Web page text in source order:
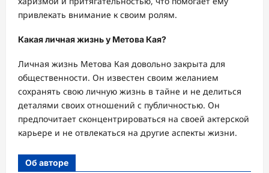
привлекать внимание к своим ролям.
Какая личная жизнь у Метова Кая?
Личная жизнь Метова Кая довольно закрыта для
общественности. Он известен своим желанием
сохранять свою личную жизнь в тайне и не делиться
деталями своих отношений с публичностью. Он
предпочитает сконцентрироваться на своей актерской
карьере и не отвлекаться на другие аспекты жизни.
Об авторе